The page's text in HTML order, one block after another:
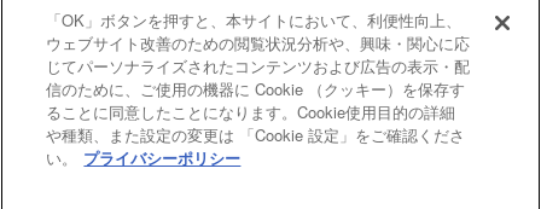
サイトポリシー 特定商取引法に基づく表示
並行輸入品について 個人情報保護方針
返品について
「OK」ボタンを押すと、本サイトにおいて、利便性向上、
ウェブサイト改善のための閲覧状況分析や、興味・関心に応
じてパーソナライズされたコンテンツおよび広告の表示・配
信のために、ご使用の機器に Cookie （クッキー）を保存す
ることに同意したことになります。Cookie使用目的の詳細
や種類、また設定の変更は 「Cookie 設定」をご確認くださ
い。
プライバシーポリシー